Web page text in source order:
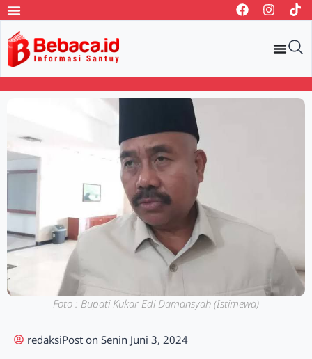
Foto : Bupati Kukar Edi Damansyah (Istimewa)
redaksiPost on Senin Juni 3, 2024